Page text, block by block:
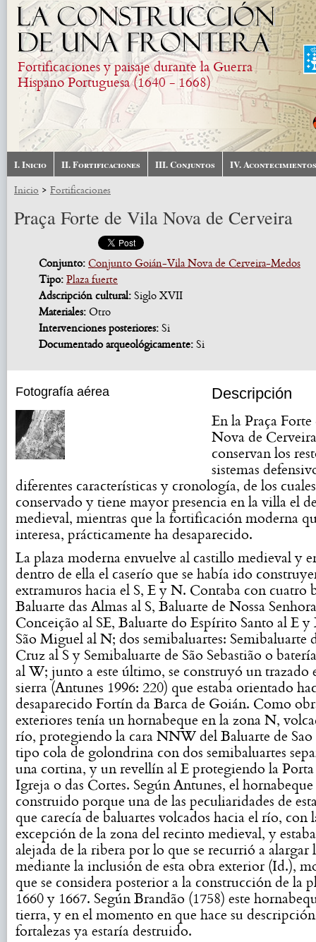
Pasar al contenido principal
Fortificaciones y paisaje durante la Guerra
Hispano Portuguesa (1640 - 1668)
I. Inicio II. Fortificaciones III. Conjuntos
IV. Acontecimientos
Inicio > Fortificaciones
Praça Forte de Vila Nova de Cerveira
Conjunto: Conjunto Goián-Vila Nova de Cerveira-Medos
Tipo: Plaza fuerte
Adscripción cultural: Siglo XVII
Materiales: Otro
Intervenciones posteriores: Si
Documentado arqueológicamente: Si
Fotografía aérea Descripción
En la Praça
Nova de
conservan los
sistemas
diferentes características y cronología, de los
conservado y tiene mayor presencia en la villa el
medieval, mientras que la fortificación moderna
interesa, prácticamente ha desaparecido.
La plaza moderna envuelve al castillo medieval y
dentro de ella el caserío que se había ido
extramuros hacia el S, E y N. Contaba con cuatro
Baluarte das Almas al S, Baluarte de Nossa
Conceição al SE, Baluarte do Espírito Santo al E y
São Miguel al N; dos semibaluartes: Semibaluarte
Cruz al S y Semibaluarte de São Sebastião o
al W; junto a este último, se construyó un trazado
sierra (Antunes 1996: 220) que estaba orientado
desaparecido Fortín da Barca de Goián. Como
exteriores tenía un hornabeque en la zona N,
río, protegiendo la cara NNW del Baluarte de
tipo cola de golondrina con dos semibaluartes
una cortina, y un revellín al E protegiendo la
Igreja o das Cortes. Según Antunes, el
construido porque una de las peculiaridades de
que carecía de baluartes volcados hacia el río, con
excepción de la zona del recinto medieval, y
alejada de la ribera por lo que se recurrió a alargar
mediante la inclusión de esta obra exterior (Id.),
que se considera posterior a la construcción de la
1660 y 1667. Según Brandão (1758) este
tierra, y en el momento en que hace su
fortalezas ya estaría destruido.